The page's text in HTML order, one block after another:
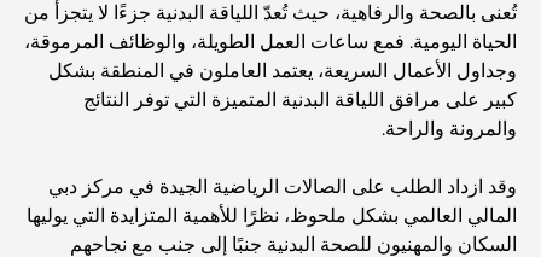
تُعنى بالصحة والرفاهية، حيث تُعدّ اللياقة البدنية جزءًا لا يتجزأ من
الحياة اليومية. فمع ساعات العمل الطويلة، والوظائف المرموقة،
وجداول الأعمال السريعة، يعتمد العاملون في المنطقة بشكل
كبير على مرافق اللياقة البدنية المتميزة التي توفر النتائج
والمرونة والراحة.
وقد ازداد الطلب على الصالات الرياضية الجيدة في مركز دبي
المالي العالمي بشكل ملحوظ، نظرًا للأهمية المتزايدة التي يوليها
السكان والمهنيون للصحة البدنية جنبًا إلى جنب مع نجاحهم